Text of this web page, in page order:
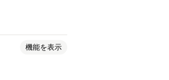
機能を表示